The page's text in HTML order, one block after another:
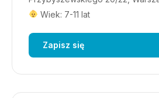
Wiek: 7-11 lat
Zapisz się